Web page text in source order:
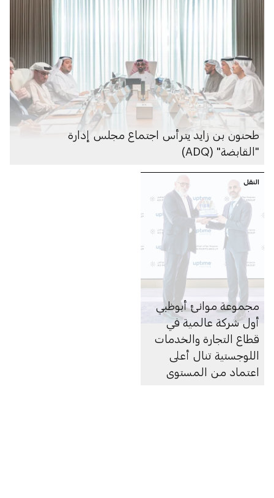
طحنون بن زايد يترأس اجتماع مجلس إدارة
"القابضة" (ADQ)
النقل
مجموعة موانئ أبوظبي
أول شركة عالمية في
قطاع التجارة والخدمات
اللوجستية تنال أعلى
اعتماد من المستوى